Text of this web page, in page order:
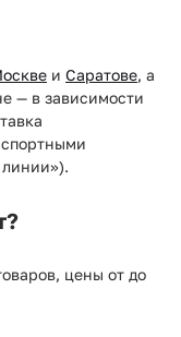
и Саратове, а
— в зависимости
цены от до